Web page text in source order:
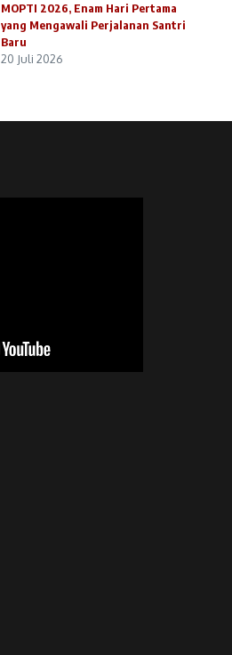
MOPTI 2026, Enam Hari Pertama
yang Mengawali Perjalanan Santri
Baru
20 Juli 2026